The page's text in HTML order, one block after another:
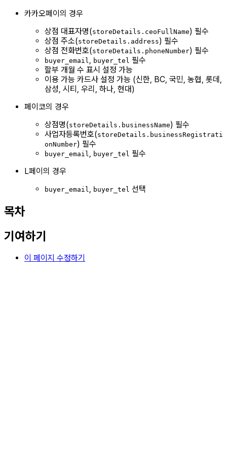
카카오페이의 경우
상점 대표자명(storeDetails.ceoFullName) 필수
상점 주소(storeDetails.address) 필수
상점 전화번호(storeDetails.phoneNumber) 필수
buyer_email buyer_tel 필수
할부 개월 수 표시 설정 가능
이용 가능 카드사 설정 가능 (신한, BC, 국민, 농협, 롯데,
삼성, 시티, 우리, 하나, 현대)
페이코의 경우
상점명(storeDetails.businessName) 필수
사업자등록번호(storeDetails.businessRegistrati
onNumber) 필수
buyer_email buyer_tel 필수
L페이의 경우
buyer_email buyer_tel 선택
목차
기여하기
이 페이지 수정하기